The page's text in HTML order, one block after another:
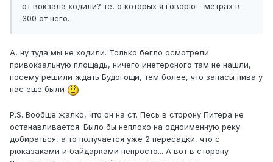
от вокзала ходили? те, о которых я говорю - метрах в
300 от него.
А, ну туда мы не ходили. Только бегло осмотрели
привокзальную площадь, ничего инетерсного там не нашли,
посему решили ждать Будогощи, тем более, что запасы пива у
нас еще были
P.S. Вообще жалко, что он на ст. Песь в сторону Питера не
останавливается. Было бы неплохо на одноименную реку
добираться, а то получается уже 2 пересадки, что с
рюказаками и байдарками непросто... А вот в сторону